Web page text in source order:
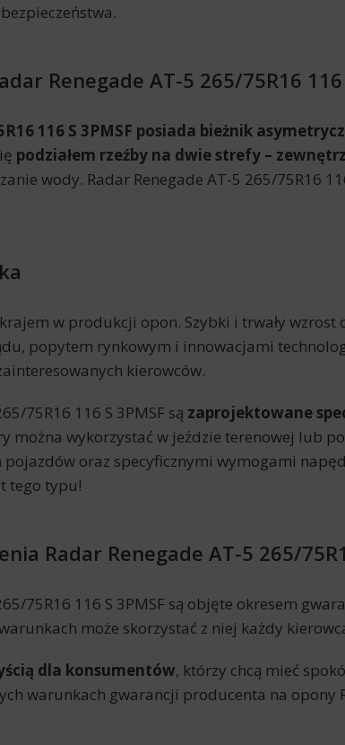
Renegade AT-5 265/75R16 116
116 S 3PMSF posiada bieżnik
podziałem rzeźby na dwie strefy –
wody. Radar Renegade AT-5 265/75R16
w produkcji opon. Szybki i trwały
popytem rynkowym i innowacjami
kierowców.
75R16 116 S 3PMSF są zaprojektowane
można wykorzystać w jeździe terenowej lub
pojazdów oraz specyficznymi wymogami
tego typu!
Radar Renegade AT-5 265/
75R16 116 S 3PMSF są objęte okresem
może skorzystać z niej każdy
dla konsumentów, którzy chcą mieć
warunkach gwarancji producenta na opony